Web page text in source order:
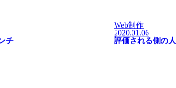
Web制作